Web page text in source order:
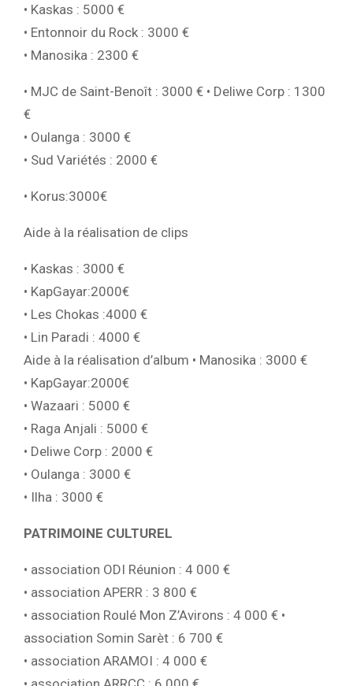
• Kaskas : 5000 €
• Entonnoir du Rock : 3000 €
• Manosika : 2300 €
• MJC de Saint-Benoît : 3000 € • Deliwe Corp : 1300
€
• Oulanga : 3000 €
• Sud Variétés : 2000 €
• Korus:3000€
Aide à la réalisation de clips
• Kaskas : 3000 €
• KapGayar:2000€
• Les Chokas :4000 €
• Lin Paradi : 4000 €
Aide à la réalisation d’album • Manosika : 3000 €
• KapGayar:2000€
• Wazaari : 5000 €
• Raga Anjali : 5000 €
• Deliwe Corp : 2000 €
• Oulanga : 3000 €
• Ilha : 3000 €
PATRIMOINE CULTUREL
• association ODI Réunion : 4 000 €
• association APERR : 3 800 €
• association Roulé Mon Z’Avirons : 4 000 € •
association Somin Sarèt : 6 700 €
• association ARAMOI : 4 000 €